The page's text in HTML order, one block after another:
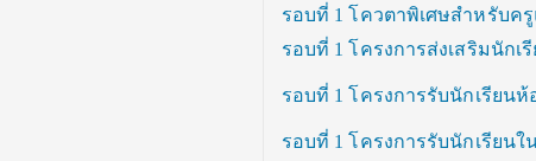
รอบที่ 1 โควตาพิเศษสำหรับค
รอบที่ 1 โครงการส่งเสริมนัก
รอบที่ 1 โครงการรับนักเรียน
รอบที่ 1 โครงการรับนักเรียน